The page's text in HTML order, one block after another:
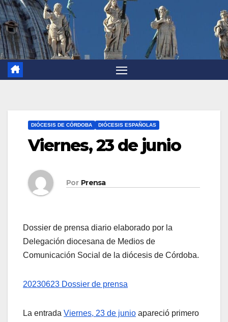
DIÓCESIS DE CÓRDOBA DIÓCESIS ESPAÑOLAS
Viernes, 23 de junio
Por Prensa
Dossier de prensa diario elaborado por la
Delegación diocesana de Medios de
Comunicación Social de la diócesis de Córdoba.
20230623 Dossier de prensa
La entrada Viernes, 23 de junio apareció primero